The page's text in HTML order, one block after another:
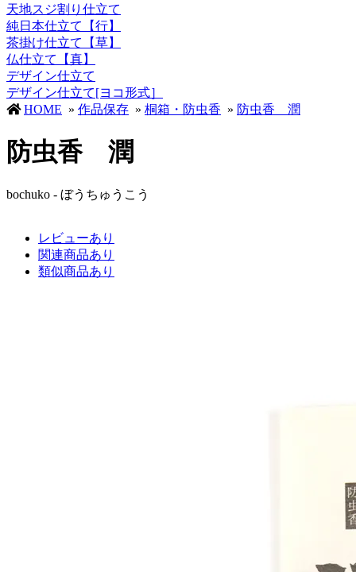
天地スジ割り仕立て
純日本仕立て【行】
茶掛け仕立て【草】
仏仕立て【真】
デザイン仕立て
デザイン仕立て[ヨコ形式］
HOME » 作品保存 » 桐箱・防虫香 » 防虫香 潤
防虫香 潤
bochuko - ぼうちゅうこう
レビューあり
関連商品あり
類似商品あり